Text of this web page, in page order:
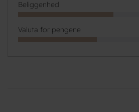
Beliggenhed
Valuta for pengene